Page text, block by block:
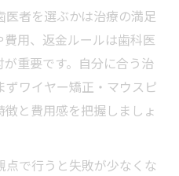
者を選ぶかは治療の満足
用、返金ルールは歯科医
重要です。自分に合う治
ワイヤー矯正・マウスピ
と費用感を把握しましょ
で行うと失敗が少なくな